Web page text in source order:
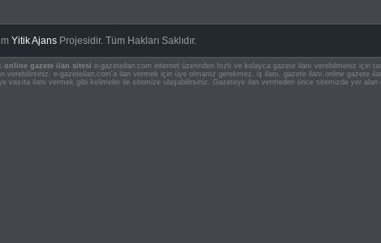
Yitik Ajans Projesidir.Tüm Hakları Saklıdır.
online gazete ilan sitesi e-gazeteilan.com internet üzerinden hızlı ve kolayca gazete ilanı verebilmeniz
verebilirsiniz. e-gazeteilan.com'a ilan vermek için üye olmanız gerekmez. iş ilanı, gazete ilanı,online gazete
vasıta ilanı vermek gibi kelimeler ile sitemize ulaşabilirsiniz. Gazeteye ilan vermeden önce sitemizde yer